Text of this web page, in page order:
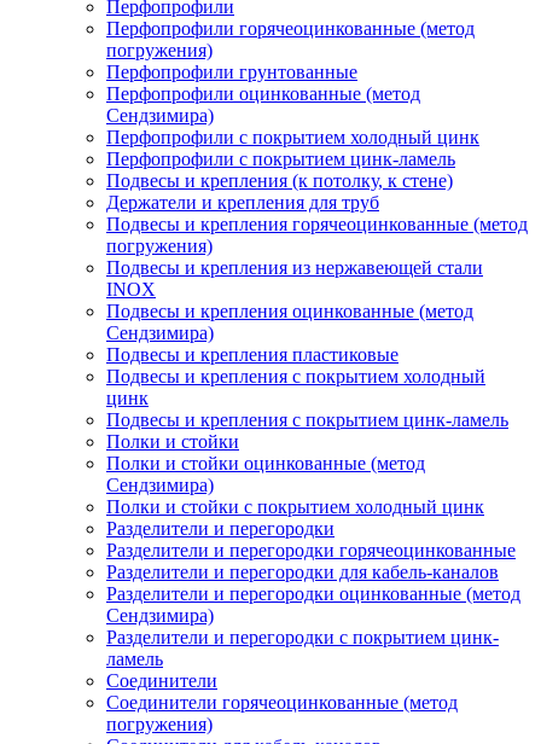
Перфопрофили
Перфопрофили горячеоцинкованные (метод
погружения)
Перфопрофили грунтованные
Перфопрофили оцинкованные (метод
Сендзимира)
Перфопрофили с покрытием холодный цинк
Перфопрофили с покрытием цинк-ламель
Подвесы и крепления (к потолку, к стене)
Держатели и крепления для труб
Подвесы и крепления горячеоцинкованные (метод
погружения)
Подвесы и крепления из нержавеющей стали
INOX
Подвесы и крепления оцинкованные (метод
Сендзимира)
Подвесы и крепления пластиковые
Подвесы и крепления с покрытием холодный
цинк
Подвесы и крепления с покрытием цинк-ламель
Полки и стойки
Полки и стойки оцинкованные (метод
Сендзимира)
Полки и стойки с покрытием холодный цинк
Разделители и перегородки
Разделители и перегородки горячеоцинкованные
Разделители и перегородки для кабель-каналов
Разделители и перегородки оцинкованные (метод
Сендзимира)
Разделители и перегородки с покрытием цинк-
ламель
Соединители
Соединители горячеоцинкованные (метод
погружения)